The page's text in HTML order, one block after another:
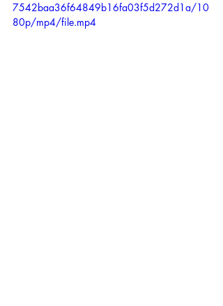
7542baa36f64849b16fa03f5d272d1a/10
80p/mp4/file.mp4